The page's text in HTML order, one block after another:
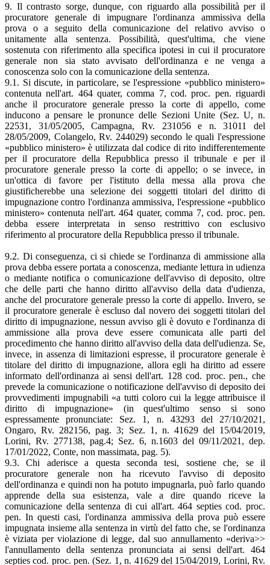
9. Il contrasto sorge, dunque, con riguardo alla possibilità per il
procuratore generale di impugnare l'ordinanza ammissiva della
prova o a seguito della comunicazione del relativo avviso o
unitamente alla sentenza. Possibilità, quest'ultima, che viene
sostenuta con riferimento alla specifica ipotesi in cui il procuratore
generale non sia stato avvisato dell'ordinanza e ne venga a
conoscenza solo con la comunicazione della sentenza.
9.1. Si discute, in particolare, se l'espressione «pubblico ministero»
contenuta nell'art. 464 quater, comma 7, cod. proc. pen. riguardi
anche il procuratore generale presso la corte di appello, come
inducono a pensare le pronunce delle Sezioni Unite (Sez. U, n.
22531, 31/05/2005, Campagna, Rv. 231056 e n. 31011 del
28/05/2009, Colangelo, Rv. 244029) secondo le quali l'espressione
«pubblico ministero» è utilizzata dal codice di rito indifferentemente
per il procuratore della Repubblica presso il tribunale e per il
procuratore generale presso la corte di appello; o se invece, in
un'ottica di favore per l'istituto della messa alla prova che
giustificherebbe una selezione dei soggetti titolari del diritto di
impugnazione contro l'ordinanza ammissiva, l'espressione «pubblico
ministero» contenuta nell'art. 464 quater, comma 7, cod. proc. pen.
debba essere interpretata in senso restrittivo con esclusivo
riferimento al procuratore della Repubblica presso il tribunale.
9.2. Di conseguenza, ci si chiede se l'ordinanza di ammissione alla
prova debba essere portata a conoscenza, mediante lettura in udienza
o mediante notifica o comunicazione dell'avviso di deposito, oltre
che delle parti che hanno diritto all'avviso della data d'udienza,
anche del procuratore generale presso la corte di appello. Invero, se
il procuratore generale è escluso dal novero dei soggetti titolari del
diritto di impugnazione, nessun avviso gli è dovuto e l'ordinanza di
ammissione alla prova deve essere comunicata alle parti del
procedimento che hanno diritto all'avviso della data dell'udienza. Se,
invece, in assenza di limitazioni espresse, il procuratore generale è
titolare del diritto di impugnazione, allora egli ha diritto ad essere
informato dell'ordinanza ai sensi dell'art. 128 cod. proc. pen., che
prevede la comunicazione o notificazione dell'avviso di deposito dei
provvedimenti impugnabili «a tutti coloro cui la legge attribuisce il
diritto di impugnazione» (in quest'ultimo senso si sono
espressamente pronunciate: Sez. 1, n. 43293 del 27/10/2021,
Ongaro, Rv. 282156, pag. 3; Sez. 1, n. 41629 del 15/04/2019,
Lorini, Rv. 277138, pag.4; Sez. 6, n.1603 del 09/11/2021, dep.
17/01/2022, Conte, non massimata, pag. 5).
9.3. Chi aderisce a questa seconda tesi, sostiene che, se il
procuratore generale non ha ricevuto l'avviso di deposito
dell'ordinanza e quindi non ha potuto impugnarla, può farlo quando
apprende della sua esistenza, vale a dire quando riceve la
comunicazione della sentenza di cui all'art. 464 septies cod. proc.
pen. In questi casi, l'ordinanza ammissiva della prova può essere
impugnata insieme alla sentenza in virtù del fatto che, se l'ordinanza
è viziata per violazione di legge, dal suo annullamento «deriva>>
l'annullamento della sentenza pronunciata ai sensi dell'art. 464
septies cod. proc. pen. (Sez. 1, n. 41629 del 15/04/2019, Lorini, Rv.